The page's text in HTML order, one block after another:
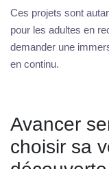
Ces projets sont
pour les adultes en
demander une
en continu.
Avancer
choisir sa